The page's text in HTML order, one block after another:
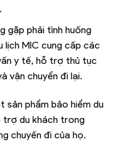
gặp phải tình huống
lịch MIC cung cấp các
y tế, hỗ trợ thủ tục
vận chuyển đi lại.
sản phẩm bảo hiểm du
trợ du khách trong
chuyến đi của họ.